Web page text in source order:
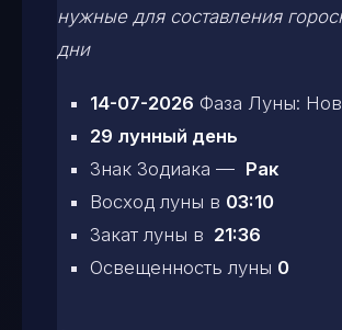
нужные для составления
дни
14-07-2026 Фаза Луны:
29 лунный день
Знак Зодиака — Рак
Восход луны в 03:10
Закат луны в 21:36
Освещенность луны 0